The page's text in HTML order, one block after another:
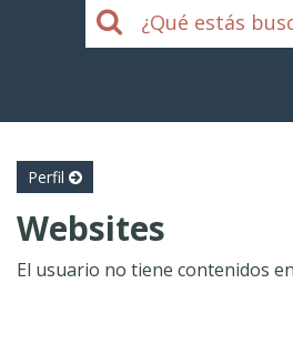
Perfil
Websites
El usuario no tiene contenidos